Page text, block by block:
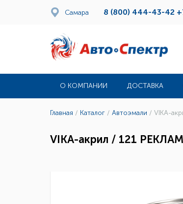
Самара 8 (800) 444-43-42
О КОМПАНИИ ДОСТАВКА
Главная / Каталог / Автоэмали / VIKA-
VIKA-акрил / 121